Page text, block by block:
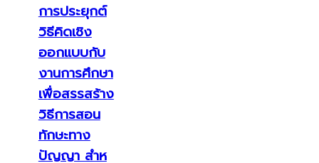
การประยุกต์
วิธีคิดเชิง
ออกแบบกับ
งานการศึกษา
เพื่อสรรสร้าง
วิธีการสอน
ทักษะทาง
ปัญญา สําห